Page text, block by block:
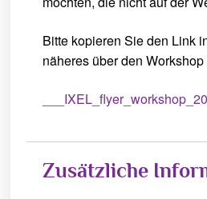
Bitte kopieren Sie den Link
näheres über den
Zusätzliche